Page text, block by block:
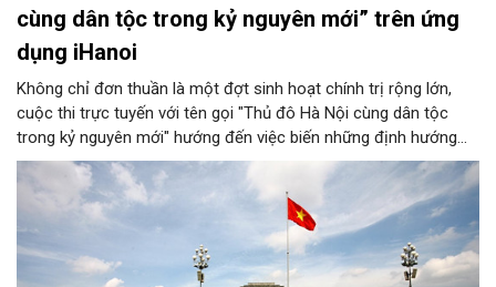
cùng dân tộc trong kỷ nguyên mới” trên ứng
dụng iHanoi
Không chỉ đơn thuần là một đợt sinh hoạt chính trị rộng lớn,
cuộc thi trực tuyến với tên gọi "Thủ đô Hà Nội cùng dân tộc
trong kỷ nguyên mới" hướng đến việc biến những định hướng
chiến lược trong Nghị quyết số 02-NQ/TW của Bộ Chính trị
thành niềm tin, thành nhận thức chung của mỗi người dân.